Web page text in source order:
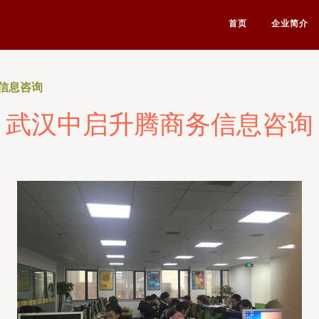
首页 企业简介
息咨询
武汉中启升腾商务信息咨询